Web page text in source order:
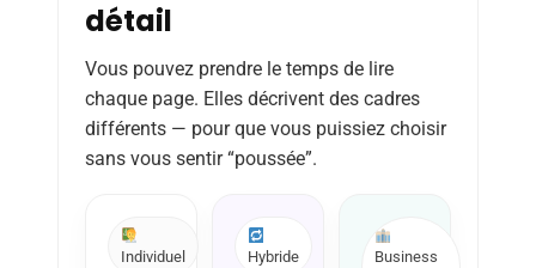
détail
Vous pouvez prendre le temps de lire
chaque page. Elles décrivent des cadres
différents — pour que vous puissiez choisir
sans vous sentir “poussée”.
Individuel Hybride
Business